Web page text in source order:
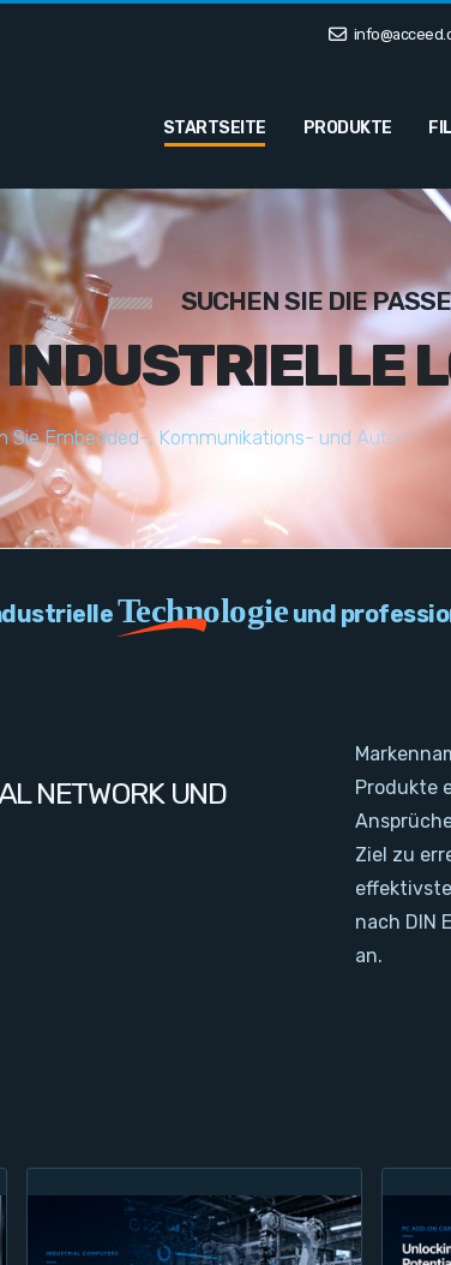
STARTSEITE PRODUKTE
SUCHEN SIE DIE
INDUSTRIELLE
Sie Embedded-, Kommunikations- und Autom
Technologie und
NETWORK UND
Produkte
Ziel zu
nach DIN
an.